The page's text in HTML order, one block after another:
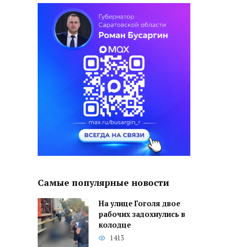
Самые популярные новости
На улице Гоголя двое
рабочих задохнулись в
колодце
1413